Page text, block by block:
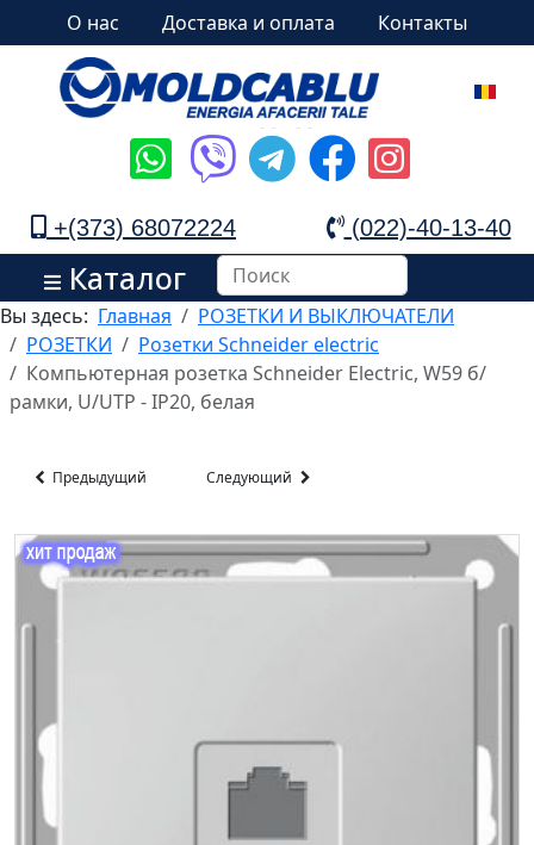
О нас Доставка и оплата Контакты
+(373) 68072224 (022)-40-13-40
Каталог
Вы здесь: Главная
РОЗЕТКИ И ВЫКЛЮЧАТЕЛИ
РОЗЕТКИ
Розетки Schneider electric
Компьютерная розетка Schneider Electric, W59 б/
рамки, U/UTP - IP20, белая
Предыдущий Следующий